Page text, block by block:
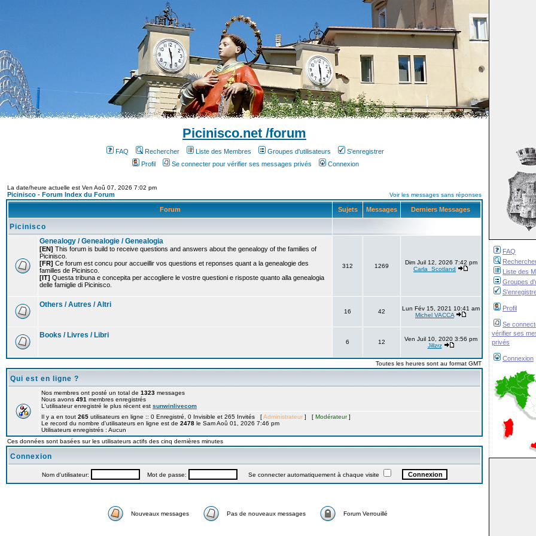
FAQ
Liste des
Groupes
Profil
Se
vérifier ses
privés
Connexion
Picinisco.net /forum
FAQ Rechercher Liste des Membres Groupes d'utilisateurs
S'enregistrer
Profil
Se connecter pour vérifier ses messages privés Connexion
La date/heure actuelle est Ven Aoû 07, 2026 7:02 pm
Picinisco - Forum Index du Forum Voir les messages sans réponses
Forum Sujets Messages Derniers Messages
Picinisco
Genealogy / Genealogie / Genealogia
[EN] This forum is build to receive questions and answers about the genealogy of the families of
Picinisco.
[FR] Ce forum est concu pour accueillir vos questions et reponses quant a la genealogie des
familles de Picinisco.
[IT] Questa tribuna e concepita per accogliere le vostre questioni e risposte quanto alla genealogia
delle famiglie di Picinisco.
312 1269
Dim Juil 12, 2026 7:42 pm
Carla_Scotland
Others / Autres / Altri
16 42
Lun Fév 15, 2021 10:41 am
Michel VACCA
Books / Livres / Libri
6 12
Ven Juil 10, 2020 3:56 pm
Jillzrz
Toutes les heures sont au format GMT
Qui est en ligne ?
Nos membres ont posté un total de 1323 messages
Nous avons 491 membres enregistrés
L'utilisateur enregistré le plus récent est sunwinlivecom
Il y a en tout 265 utilisateurs en ligne :: 0 Enregistré, 0 Invisible et 265 Invités [Administrateur ] [ Modérateur]
Le record du nombre d'utilisateurs en ligne est de 2478 le Sam Aoû 01, 2026 7:46 pm
Utilisateurs enregistrés : Aucun
Ces données sont basées sur les utilisateurs actifs des cinq dernières minutes
Connexion
Nom d'utilisateur: Mot de passe: Se connecter automatiquement à chaque visite
Nouveaux messages Pas de nouveaux messages Forum Verrouillé